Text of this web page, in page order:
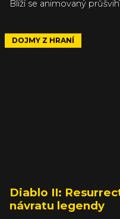
Blíží se animovaný
DOJMY Z HRANÍ
Diablo II:
návratu legendy